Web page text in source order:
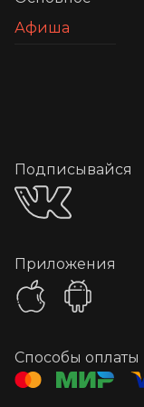
Афиша
Подписывайся
Приложения
Способы оплаты